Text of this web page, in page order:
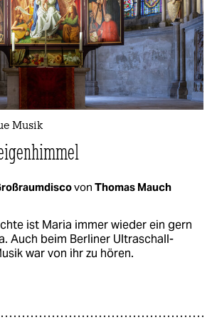
Musik
von Thomas Mauch
ist Maria immer wieder ein gern
Auch beim Berliner Ultraschall-
war von ihr zu hören.